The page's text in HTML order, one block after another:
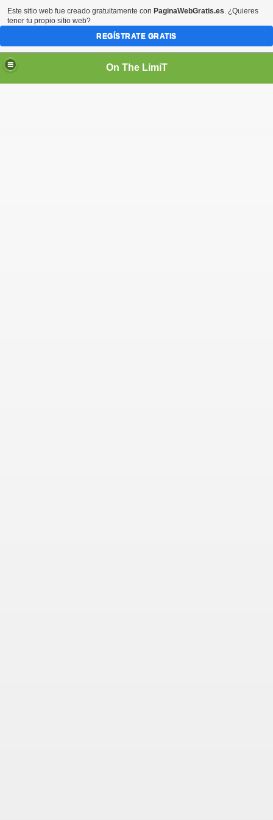
On The LimiT
Este sitio web fue creado gratuitamente con PaginaWebGratis.es. ¿Quieres
tener tu propio sitio web?
REGÍSTRATE GRATIS